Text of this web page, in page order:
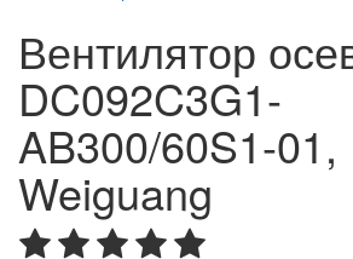
Вентилятор
DC092C3G1-
AB300/60S1-01,
Weiguang